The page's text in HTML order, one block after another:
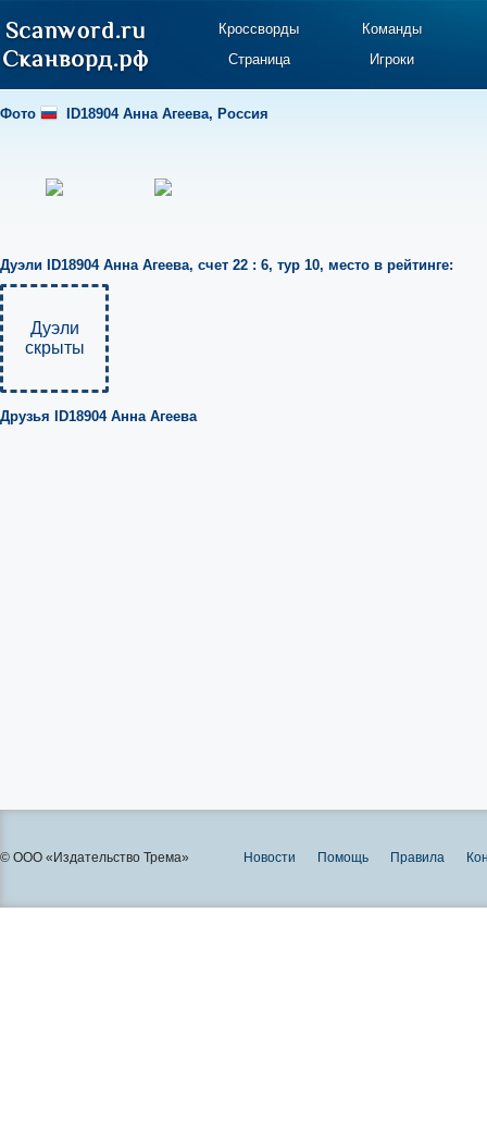
Кроссворды
Команды
Страница
Игроки
Фото ID18904 Анна Агеева, Россия
Дуэли ID18904 Анна Агеева, счет 22 : 6, тур 10, место в рейтинге:
Дуэли
скрыты
Друзья ID18904 Анна Агеева
© ООО «Издательство Трема» Новости Помощь Правила